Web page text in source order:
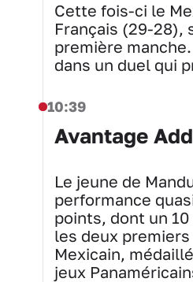
Cette fois-ci le
Français (29-28),
première
dans un duel qui
10:39
Avantage
Le jeune de
performance
points, dont un
les deux
Mexicain,
jeux